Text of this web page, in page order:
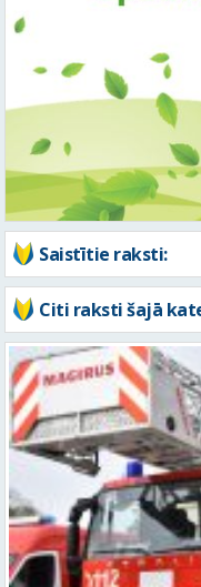
Saistītie raksti:
Citi raksti šajā
Vidzemē ugunsdzēsējiem